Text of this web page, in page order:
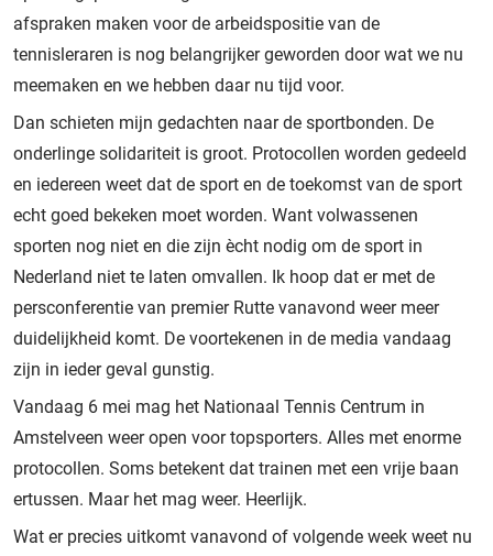
afspraken maken voor de arbeidspositie van de
tennisleraren is nog belangrijker geworden door wat we nu
meemaken en we hebben daar nu tijd voor.
Dan schieten mijn gedachten naar de sportbonden. De
onderlinge solidariteit is groot. Protocollen worden gedeeld
en iedereen weet dat de sport en de toekomst van de sport
echt goed bekeken moet worden. Want volwassenen
sporten nog niet en die zijn ècht nodig om de sport in
Nederland niet te laten omvallen. Ik hoop dat er met de
persconferentie van premier Rutte vanavond weer meer
duidelijkheid komt. De voortekenen in de media vandaag
zijn in ieder geval gunstig.
Vandaag 6 mei mag het Nationaal Tennis Centrum in
Amstelveen weer open voor topsporters. Alles met enorme
protocollen. Soms betekent dat trainen met een vrije baan
ertussen. Maar het mag weer. Heerlijk.
Wat er precies uitkomt vanavond of volgende week weet nu